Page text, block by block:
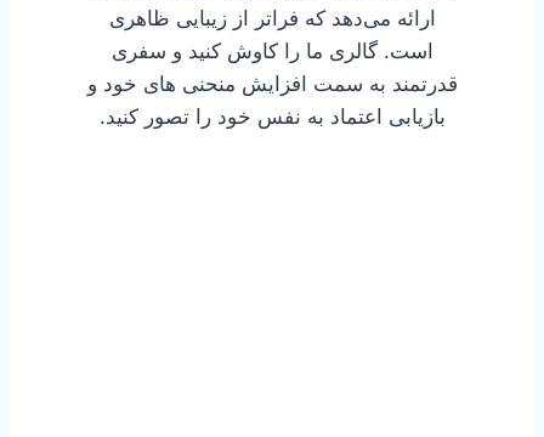
ارائه می‌دهد که فراتر از زیبایی ظاهری
است. گالری ما را کاوش کنید و سفری
قدرتمند به سمت افزایش منحنی های خود و
بازیابی اعتماد به نفس خود را تصور کنید.